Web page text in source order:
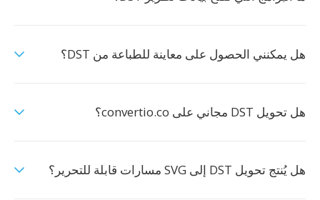
هل يمكنني الحصول على معاينة للطباعة من DST؟
هل تحويل DST مجاني على convertio.co؟
هل يُنتج تحويل DST إلى SVG مسارات قابلة للتحرير؟